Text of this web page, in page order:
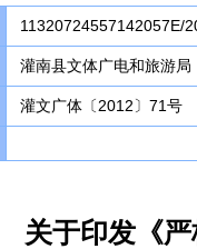
11320724557142057E/
灌南县文体广电和旅游局
灌文广体〔2012〕71号
关于印发《